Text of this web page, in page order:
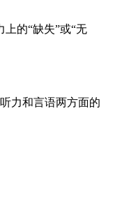
的“缺失”或“无
力和言语两方面的